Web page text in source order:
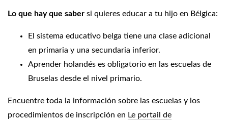
Lo que hay que saber si quieres educar a tu hijo en Bélgica:
El sistema educativo belga tiene una clase adicional
en primaria y una secundaria inferior.
Aprender holandés es obligatorio en las escuelas de
Bruselas desde el nivel primario.
Encuentre toda la información sobre las escuelas y los
procedimientos de inscripción en Le portail de